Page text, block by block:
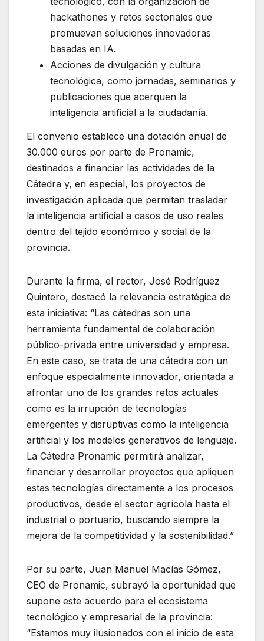
hackathones y retos sectoriales que
promuevan soluciones innovadoras
basadas en IA.
Acciones de divulgación y cultura
tecnológica, como jornadas, seminarios y
publicaciones que acerquen la
inteligencia artificial a la ciudadanía.
El convenio establece una dotación anual de
30.000 euros por parte de Pronamic,
destinados a financiar las actividades de la
Cátedra y, en especial, los proyectos de
investigación aplicada que permitan trasladar
la inteligencia artificial a casos de uso reales
dentro del tejido económico y social de la
provincia.
Durante la firma, el rector, José Rodríguez
Quintero, destacó la relevancia estratégica de
esta iniciativa: “Las cátedras son una
herramienta fundamental de colaboración
público-privada entre universidad y empresa.
En este caso, se trata de una cátedra con un
enfoque especialmente innovador, orientada a
afrontar uno de los grandes retos actuales
como es la irrupción de tecnologías
emergentes y disruptivas como la inteligencia
artificial y los modelos generativos de lenguaje.
La Cátedra Pronamic permitirá analizar,
financiar y desarrollar proyectos que apliquen
estas tecnologías directamente a los procesos
productivos, desde el sector agrícola hasta el
industrial o portuario, buscando siempre la
mejora de la competitividad y la sostenibilidad.”
Por su parte, Juan Manuel Macías Gómez,
CEO de Pronamic, subrayó la oportunidad que
supone este acuerdo para el ecosistema
tecnológico y empresarial de la provincia:
“Estamos muy ilusionados con el inicio de esta